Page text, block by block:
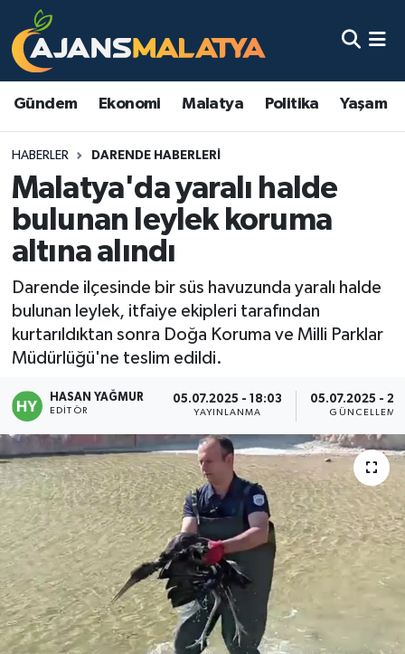
Gündem Ekonomi Malatya Politika Yaşam
HABERLER DARENDE HABERLERI
Malatya'da yaralı halde
bulunan leylek koruma
altına alındı
Darende ilçesinde bir süs havuzunda yaralı halde
bulunan leylek, itfaiye ekipleri tarafından
kurtarıldıktan sonra Doğa Koruma ve Milli Parklar
Müdürlüğü'ne teslim edildi.
HASAN YAĞMUR
EDITÖR
05.07.2025 - 18:03
YAYINLANMA
05.07.2025 -
GÜNCELLEME
Asayiş
Eğitim
Ekonomi
Gündem
Kadın
Kültür & Sanat
Magazin
Politika
Sağlık
Spor
Teknoloji
Yaşam
Malatya Nöbetçi Eczaneler
Malatya Namaz Vakitleri
Malatya Trafik Yoğunluk Haritası
TFF 3.Lig 2.Grup Puan Durumu ve Fikstür
Tüm Manşetler
Son Dakika Haberleri
Haber Arşivi